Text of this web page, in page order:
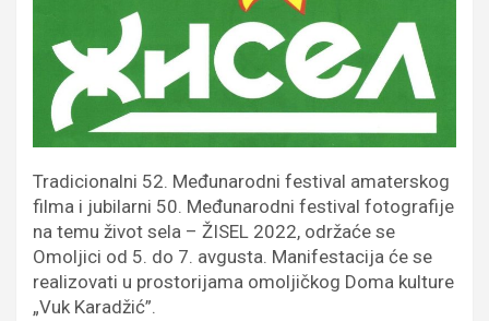
Tradicionalni 52. Međunarodni festival amaterskog
filma i jubilarni 50. Međunarodni festival fotografije
na temu život sela – ŽISEL 2022, održaće se
Omoljici od 5. do 7. avgusta. Manifestacija će se
realizovati u prostorijama omoljičkog Doma kulture
„Vuk Karadžić”.